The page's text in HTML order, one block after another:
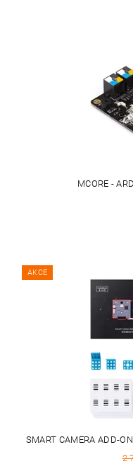
MCORE -
AKCE
SMART CAMERA ADD-
2